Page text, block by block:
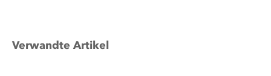
Verwandte Artikel